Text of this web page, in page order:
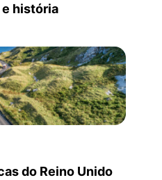
história
do Reino Unido